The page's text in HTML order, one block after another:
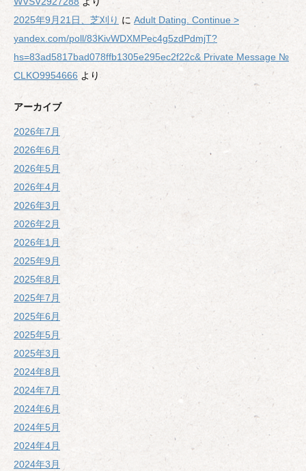
2025年9月21日、芝刈り に Adult Dating. Continue >
yandex.com/poll/83KivWDXMPec4g5zdPdmjT?
hs=83ad5817bad078ffb1305e295ec2f22c& Private Message №
CLKO9954666 より
アーカイブ
2026年7月
2026年6月
2026年5月
2026年4月
2026年3月
2026年2月
2026年1月
2025年9月
2025年8月
2025年7月
2025年6月
2025年5月
2025年3月
2024年8月
2024年7月
2024年6月
2024年5月
2024年4月
2024年3月